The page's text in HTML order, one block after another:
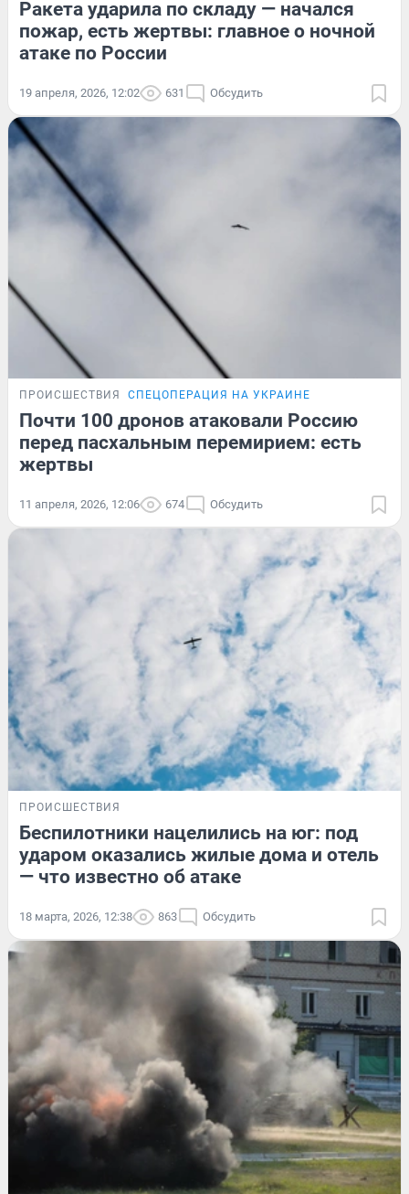
Ракета ударила по складу — начался
пожар, есть жертвы: главное о ночной
атаке по России
19 апреля, 2026, 12:02 631 Обсудить
ПРОИСШЕСТВИЯ СПЕЦОПЕРАЦИЯ НА УКРАИНЕ
Почти 100 дронов атаковали Россию
перед пасхальным перемирием: есть
жертвы
11 апреля, 2026, 12:06 674 Обсудить
ПРОИСШЕСТВИЯ
Беспилотники нацелились на юг: под
ударом оказались жилые дома и отель
— что известно об атаке
18 марта, 2026, 12:38 863 Обсудить